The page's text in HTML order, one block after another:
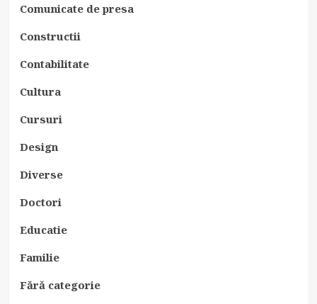
Comunicate de presa
Constructii
Contabilitate
Cultura
Cursuri
Design
Diverse
Doctori
Educatie
Familie
Fără categorie